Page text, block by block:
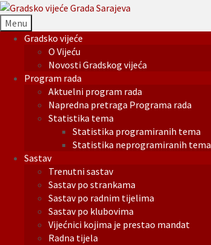
Menu
Gradsko vijeće
O Vijeću
Novosti Gradskog vijeća
Program rada
Aktuelni program rada
Napredna pretraga Programa rada
Statistika tema
Statistika programiranih tema
Statistika neprogramiranih tema
Sastav
Trenutni sastav
Sastav po strankama
Sastav po radnim tijelima
Sastav po klubovima
Vijećnici kojima je prestao mandat
Radna tijela